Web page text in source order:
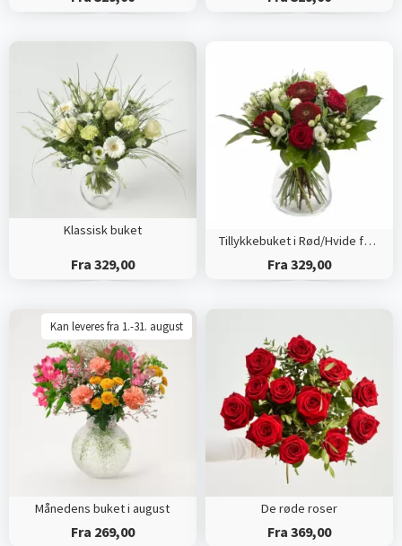
Klassisk buket
Fra 329,00
Tillykkebuket i Rød/Hvide farver
Fra 329,00
Kan leveres fra 1.-31. august
Månedens buket i august
Fra 269,00
De røde roser
Fra 369,00